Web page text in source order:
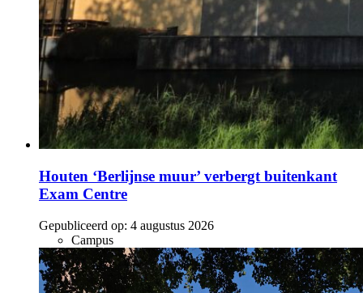
Houten ‘Berlijnse muur’ verbergt buitenkant
Exam Centre
Gepubliceerd op: 4 augustus 2026
Campus